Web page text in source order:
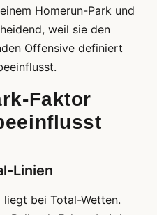
Homerun-Park und
weil sie den
Offensive definiert
Faktor
Linien
bei Total-Wetten.